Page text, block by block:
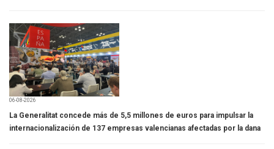
06-08-2026
La Generalitat concede más de 5,5 millones de euros para impulsar la
internacionalización de 137 empresas valencianas afectadas por la dana